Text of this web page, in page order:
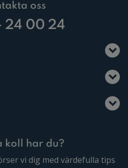
oss
24 00 24
koll har du?
vi dig med värdefulla tips